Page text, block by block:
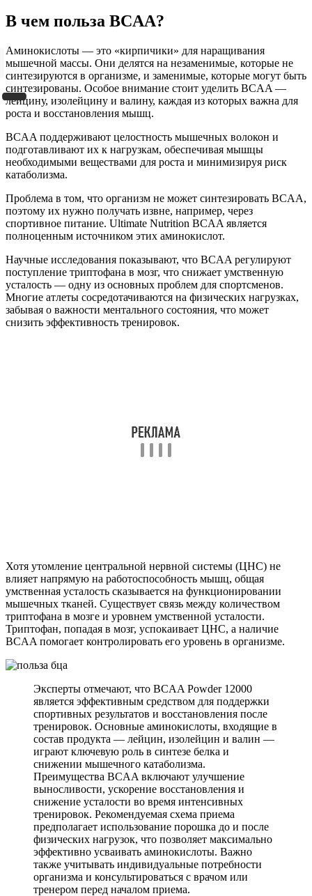
В чем польза BCAA?
Аминокислоты — это «кирпичики» для наращивания
мышечной массы. Они делятся на незаменимые, которые не
синтезируются в организме, и заменимые, которые могут быть
синтезированы. Особое внимание стоит уделить BCAA —
лейцину, изолейцину и валину, каждая из которых важна для
роста и восстановления мышц.
BCAA поддерживают целостность мышечных волокон и
подготавливают их к нагрузкам, обеспечивая мышцы
необходимыми веществами для роста и минимизируя риск
катаболизма.
Проблема в том, что организм не может синтезировать BCAA,
поэтому их нужно получать извне, например, через
спортивное питание. Ultimate Nutrition BCAA является
полноценным источником этих аминокислот.
Научные исследования показывают, что BCAA регулируют
поступление триптофана в мозг, что снижает умственную
усталость — одну из основных проблем для спортсменов.
Многие атлеты сосредотачиваются на физических нагрузках,
забывая о важности ментального состояния, что может
снизить эффективность тренировок.
Хотя утомление центральной нервной системы (ЦНС) не
влияет напрямую на работоспособность мышц, общая
умственная усталость сказывается на функционировании
мышечных тканей. Существует связь между количеством
триптофана в мозге и уровнем умственной усталости.
Триптофан, попадая в мозг, успокаивает ЦНС, а наличие
BCAA помогает контролировать его уровень в организме.
Эксперты отмечают, что BCAA Powder 12000
является эффективным средством для поддержки
спортивных результатов и восстановления после
тренировок. Основные аминокислоты, входящие в
состав продукта — лейцин, изолейцин и валин —
играют ключевую роль в синтезе белка и
снижении мышечного катаболизма.
Преимущества BCAA включают улучшение
выносливости, ускорение восстановления и
снижение усталости во время интенсивных
тренировок. Рекомендуемая схема приема
предполагает использование порошка до и после
физических нагрузок, что позволяет максимально
эффективно усваивать аминокислоты. Важно
также учитывать индивидуальные потребности
организма и консультироваться с врачом или
тренером перед началом приема.